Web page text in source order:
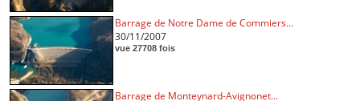
Barrage de Notre Dame de Commiers...
30/11/2007
vue 27708 fois
Barrage de Monteynard-Avignonet...